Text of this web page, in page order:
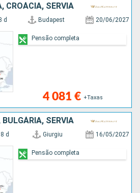
CROÁCIA, SÉRVIA
d Budapest 20/06/2027
4 081 € +Taxas
Pensão completa
SÉRVIA
8 d Giurgiu 16/05/2027
Pensão completa